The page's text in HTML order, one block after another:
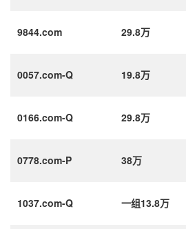
9844.com 29.8万
0057.com-Q 19.8万
0166.com-Q 29.8万
0778.com-P 38万
1037.com-Q 一组13.8万